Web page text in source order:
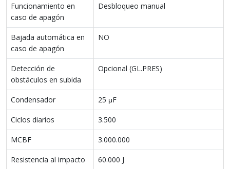
Funcionamiento en
caso de apagón
Desbloqueo manual
Bajada automática en
caso de apagón
NO
Detección de
obstáculos en subida
Opcional (GL.PRES)
Condensador 25 μF
Ciclos diarios 3.500
MCBF 3.000.000
Resistencia al impacto 60.000 J